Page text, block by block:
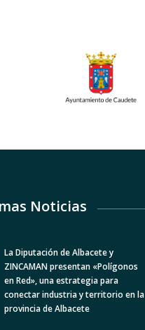
Noticias
La Diputación de Albacete y
ZINCAMAN presentan «Polígonos
en Red», una estrategia para
conectar industria y territorio en la
provincia de Albacete